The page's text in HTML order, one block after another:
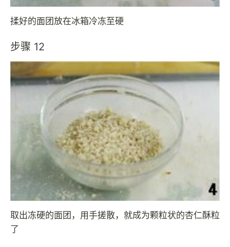
揉好的面团放在冰箱冷冻至硬
步骤 12
取出冻硬的面团，用手搓散，就成为颗粒状的杏仁酥粒
了